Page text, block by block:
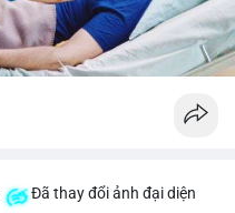
Đã thay đổi ảnh đại diện